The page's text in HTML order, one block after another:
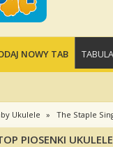
NOWY TAB
Ukulele The Staple
PIOSENKI